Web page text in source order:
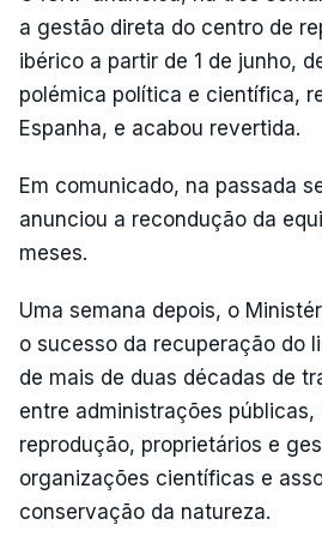
a gestão direta do centro de
ibérico a partir de 1 de junho,
polémica política e científica,
Espanha, e acabou revertida.
Em comunicado, na passada
anunciou a recondução da
meses.
Uma semana depois, o
o sucesso da recuperação do
de mais de duas décadas de
entre administrações públicas,
reprodução, proprietários e
organizações científicas e
conservação da natureza.